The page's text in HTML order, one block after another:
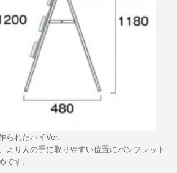
られたハイVer.
より人の手に取りやすい位置にパンフレット
です。